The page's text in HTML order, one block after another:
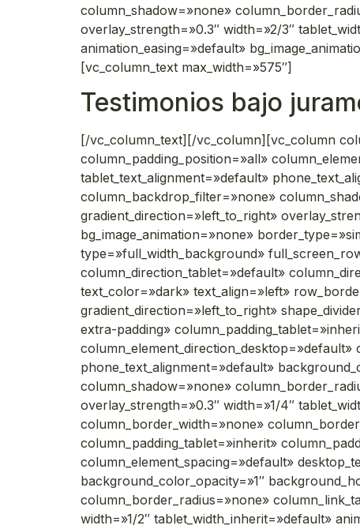
column_shadow=»none»
overlay_strength=»0.3″ width=»2/3″
animation_easing=»default»
[vc_column_text max_width=»575″]
Testimonios bajo
[/vc_column_text][/vc_column][vc_column
column_padding_position=»all»
tablet_text_alignment=»default»
column_backdrop_filter=»none»
gradient_direction=»left_to_right»
bg_image_animation=»none»
type=»full_width_background»
column_direction_tablet=»default»
text_color=»dark» text_align=»left»
gradient_direction=»left_to_right»
extra-padding»
phone_text_alignment=»default»
column_shadow=»none»
overlay_strength=»0.3″ width=»1/4″
column_border_width=»none»
column_padding_tablet=»inherit»
column_element_spacing=»default»
background_color_opacity=»1″
column_border_radius=»none»
width=»1/2″ tablet_width_inherit=»default»